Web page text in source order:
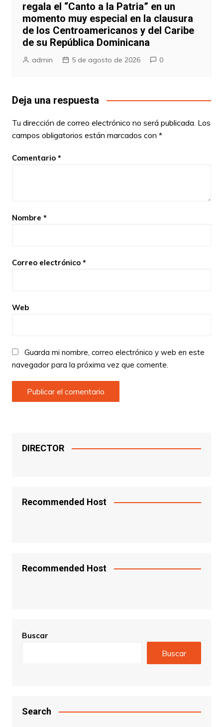
regala el “Canto a la Patria” en un
momento muy especial en la clausura
de los Centroamericanos y del Caribe
de su República Dominicana
admin 5 de agosto de 2026 0
Deja una respuesta
Tu dirección de correo electrónico no será publicada. Los
campos obligatorios están marcados con *
Comentario *
Nombre *
Correo electrónico *
Web
Guarda mi nombre, correo electrónico y web en este
navegador para la próxima vez que comente.
DIRECTOR
Recommended Host
Recommended Host
Buscar
Buscar
Search